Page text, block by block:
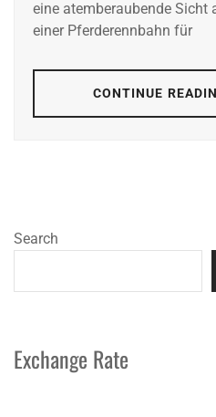
eine atemberaubende Sicht
einer Pferderennbahn für
CONTINUE
Search
Exchange Rate